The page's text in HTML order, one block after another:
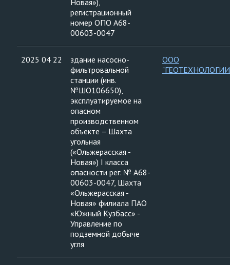
Новая»),
регистрационный
номер ОПО А68-
00603-0047
2025 04 22
здание насосно-
фильтровальной
станции (инв.
№ШО106650),
эксплуатируемое на
опасном
производственном
объекте – Шахта
угольная
(«Ольжерасская -
Новая») I класса
опасности рег. № А68-
00603-0047, Шахта
«Ольжерасская -
Новая» филиала ПАО
«Южный Кузбасс» -
Управление по
подземной добыче
угля
ООО